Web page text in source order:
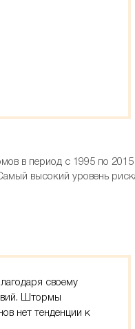
в период с 1995 по 2015
высокий уровень
своему
Штормы
нет тенденции к